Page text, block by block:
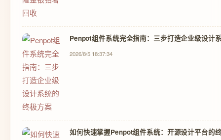
Penpot组件系统完全指南：三步打造企业级设计
2026/8/5 18:37:34
如何快速掌握Penpot组件系统：开源设计平台的